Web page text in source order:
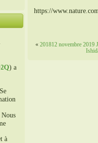
) a
à
https://
« 201812 novembre 2019